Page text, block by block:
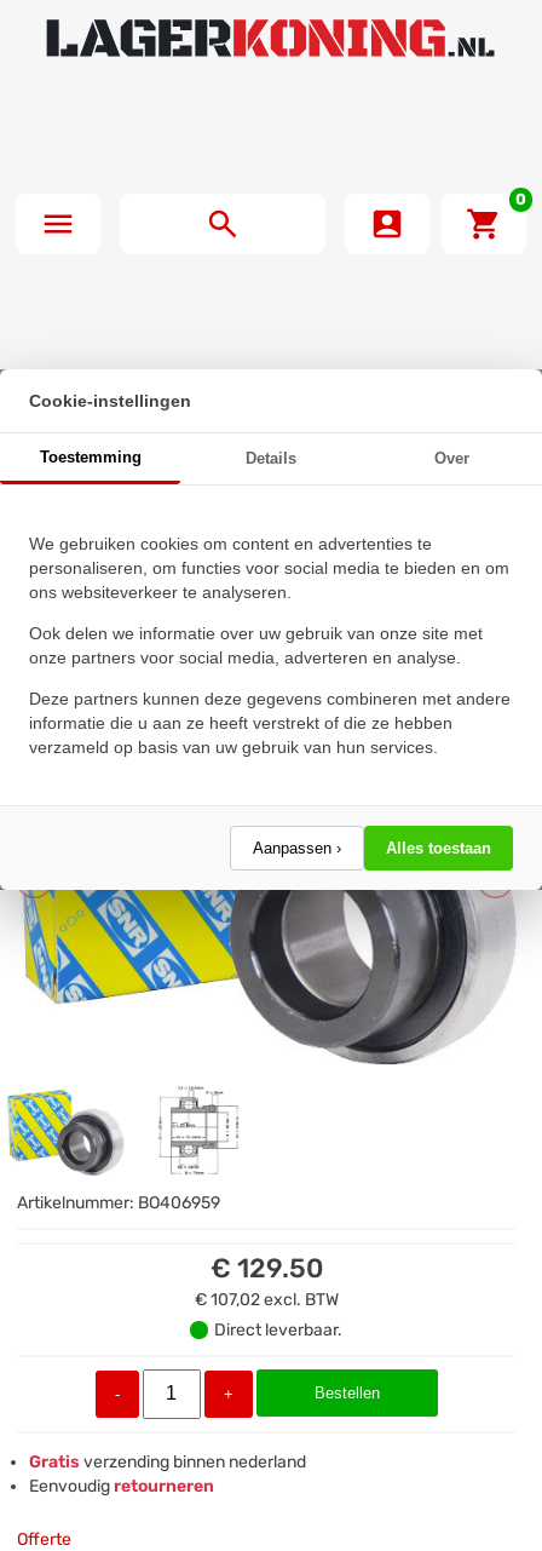
0
Beginpagina· SNR Insert Lager EX311G2 (55mm)
Cookie-instellingen
Toestemming Details Over
We gebruiken cookies om content en advertenties te
personaliseren, om functies voor social media te bieden en om
ons websiteverkeer te analyseren.
Ook delen we informatie over uw gebruik van onze site met
onze partners voor social media, adverteren en analyse.
Deze partners kunnen deze gegevens combineren met andere
informatie die u aan ze heeft verstrekt of die ze hebben
verzameld op basis van uw gebruik van hun services.
Aanpassen › Alles toestaan
(55mm)
★★★★
★★★★
Schrijf een review!
Artikelnummer: BO406959
€ 129.50
€ 107,02excl. BTW
Direct leverbaar.
- + Bestellen
Gratis verzending binnen nederland
Eenvoudigretourneren
Offerte